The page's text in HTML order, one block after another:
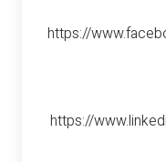
https://
https://